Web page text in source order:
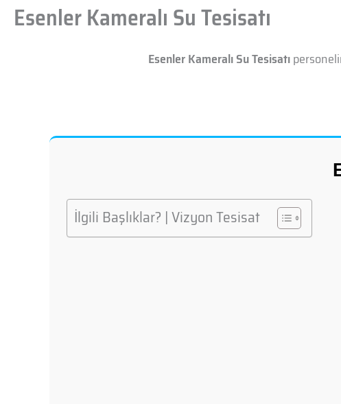
Esenler Kameralı Su Tesisatı
Esenler Kameralı Su Tesisatı
İlgili Başlıklar? | Vizyon Tesisat